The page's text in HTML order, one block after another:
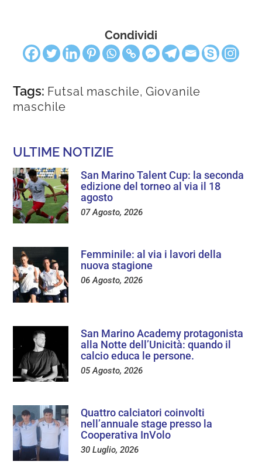
Condividi
Tags: Futsal maschile,Giovanile
maschile
ULTIME NOTIZIE
San Marino Talent Cup: la seconda
edizione del torneo al via il 18
agosto
07 Agosto, 2026
Femminile: al via i lavori della
nuova stagione
06 Agosto, 2026
San Marino Academy protagonista
alla Notte dell’Unicità: quando il
calcio educa le persone.
05 Agosto, 2026
Quattro calciatori coinvolti
nell’annuale stage presso la
Cooperativa InVolo
30 Luglio, 2026